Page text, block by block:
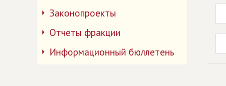
Законопроекты
Отчеты фракции
Информационный бюллетень